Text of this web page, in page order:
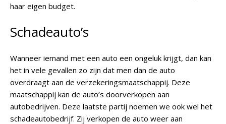
haar eigen budget.
Schadeauto’s
Wanneer iemand met een auto een ongeluk krijgt, dan kan
het in vele gevallen zo zijn dat men dan de auto
overdraagt aan de verzekeringsmaatschappij. Deze
maatschappij kan de auto’s doorverkopen aan
autobedrijven. Deze laatste partij noemen we ook wel het
schadeautobedrijf. Zij verkopen de auto weer aan